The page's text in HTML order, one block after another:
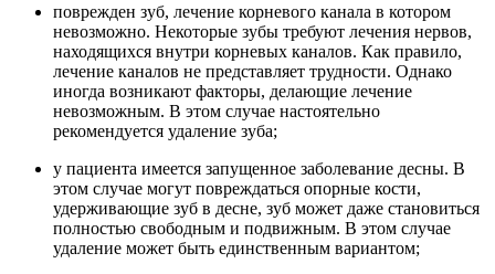
поврежден зуб, лечение корневого канала в котором
невозможно. Некоторые зубы требуют лечения нервов,
находящихся внутри корневых каналов. Как правило,
лечение каналов не представляет трудности. Однако
иногда возникают факторы, делающие лечение
невозможным. В этом случае настоятельно
рекомендуется удаление зуба;
у пациента имеется запущенное заболевание десны. В
этом случае могут повреждаться опорные кости,
удерживающие зуб в десне, зуб может даже становиться
полностью свободным и подвижным. В этом случае
удаление может быть единственным вариантом;